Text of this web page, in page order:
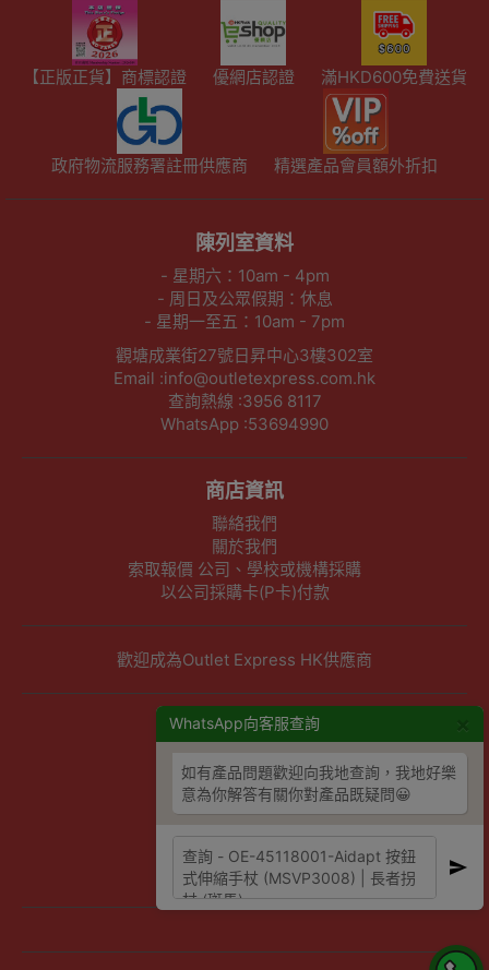
WhatsApp向客服查詢
如有產品問題歡迎向我地查詢，我地好樂
意為你解答有關你對產品既疑問😀
【正版正貨】商標認證 優網店認證 滿HKD600免費送貨
政府物流服務署註冊供應商 精選產品會員額外折扣
陳列室資料
- 星期六：10am - 4pm
- 周日及公眾假期：休息
- 星期一至五：10am - 7pm
觀塘成業街27號日昇中心3樓302室
Email :info@outletexpress.com.hk
查詢熱線 :3956 8117
WhatsApp :53694990
商店資訊
聯絡我們
關於我們
索取報價 公司、學校或機構採購
以公司採購卡(P卡)付款
歡迎成為Outlet Express HK供應商
其他資訊
隱私權及條款聲明
保養條款及更換政策
條款及細則
網站地圖